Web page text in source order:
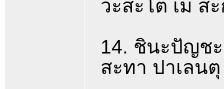
วะสะโต เม ส
14. ชินะปัญช
สะทา ปาเลน